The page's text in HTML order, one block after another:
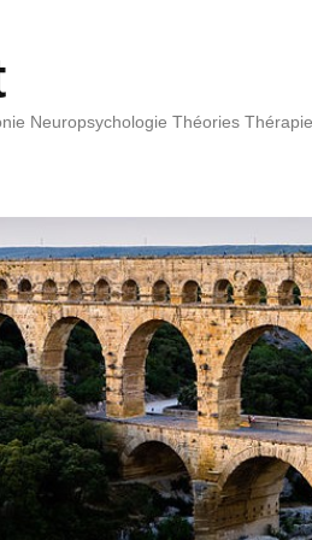
Neuropsychologie Théories